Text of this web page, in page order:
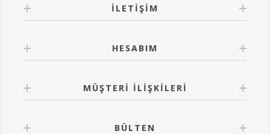
İLETIŞIM
HESABIM
MÜŞTERI İLIŞKILERI
BÜLTEN